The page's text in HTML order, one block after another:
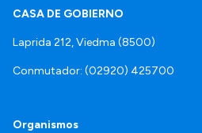
CASA DE GOBIERNO
Laprida 212, Viedma (8500)
Conmutador: (02920) 425700
Organismos